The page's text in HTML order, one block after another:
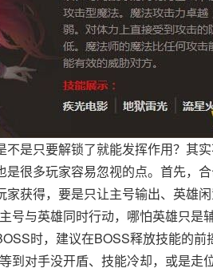
是只要解锁了就能发挥作用？其
很多玩家容易忽视的点。首先，
获得，要是只让主号输出、英雄
号与英雄同时行动，哪怕英雄只是
时，建议在BOSS释放技能的
到对手没开盾、技能冷却，或是走